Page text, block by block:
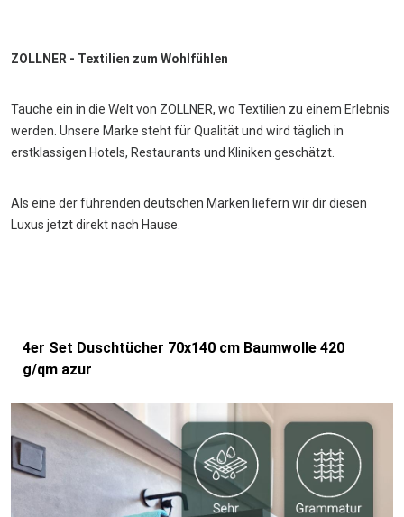
ZOLLNER - Textilien zum Wohlfühlen
Tauche ein in die Welt von ZOLLNER, wo Textilien zu einem Erlebnis
werden. Unsere Marke steht für Qualität und wird täglich in
erstklassigen Hotels, Restaurants und Kliniken geschätzt.
Als eine der führenden deutschen Marken liefern wir dir diesen
Luxus jetzt direkt nach Hause.
4er Set Duschtücher 70x140 cm Baumwolle 420
g/qm azur